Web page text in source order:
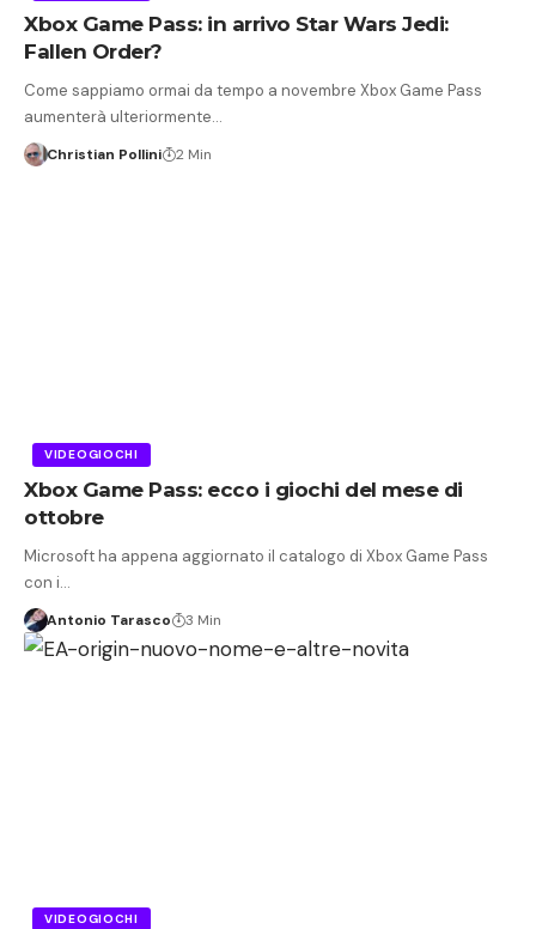
Xbox Game Pass: in arrivo Star Wars Jedi:
Fallen Order?
Come sappiamo ormai da tempo a novembre Xbox Game Pass
aumenterà ulteriormente…
Christian Pollini 2 Min
VIDEOGIOCHI
Xbox Game Pass: ecco i giochi del mese di
ottobre
Microsoft ha appena aggiornato il catalogo di Xbox Game Pass
con i…
Antonio Tarasco 3 Min
VIDEOGIOCHI